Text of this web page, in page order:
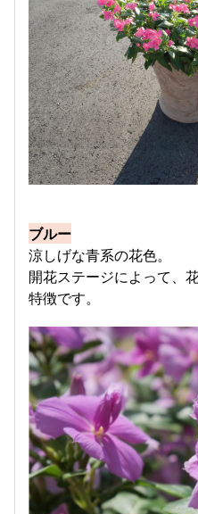
ブルー
涼しげな青系の花色。
開花ステージによって、
特徴です。